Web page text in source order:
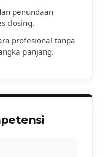
penundaan
closing.
profesional tanpa
panjang.